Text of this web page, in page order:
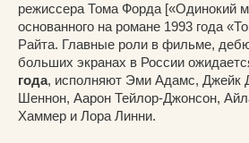
режиссера Тома Форда [«Одинокий
основанного на романе 1993 года
Райта. Главные роли в фильме,
больших экранах в России
года, исполняют Эми Адамс, Джейк
Шеннон, Аарон Тейлор-Джонсон,
Хаммер и Лора Линни.